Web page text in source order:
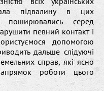
підвалину в цих
поширювались серед
певний контакт і
допомогою
дальше слідуючі
справ, які ясно
роботи цього